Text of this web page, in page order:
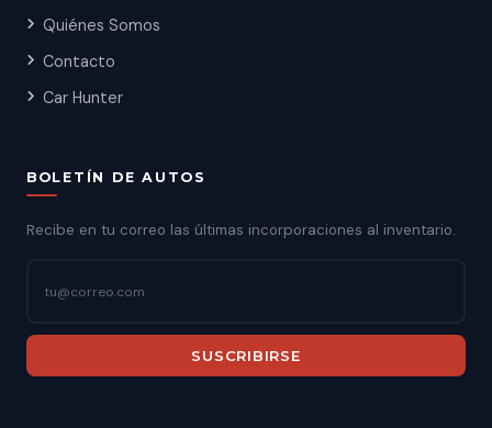
Quiénes Somos
Contacto
Car Hunter
BOLETÍN DE AUTOS
Recibe en tu correo las últimas incorporaciones al inventario.
SUSCRIBIRSE